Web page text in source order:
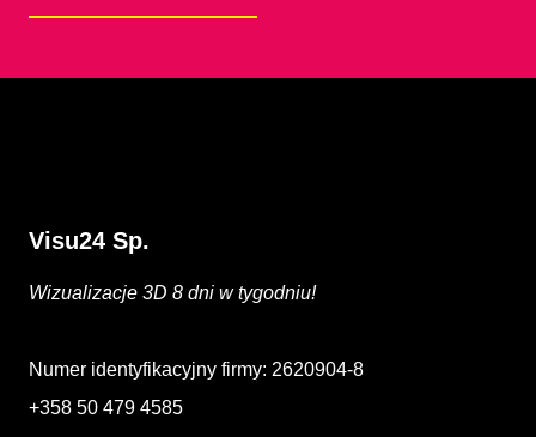
Visu24 Sp.
Wizualizacje 3D 8 dni w tygodniu!
Numer identyfikacyjny firmy: 2620904-8
+358 50 479 4585